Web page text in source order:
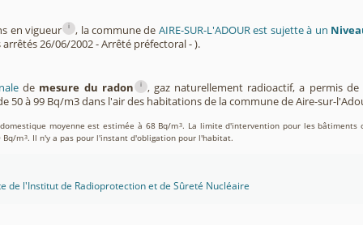
en vigueur i , la commune de AIRE-SUR-L'ADOUR est sujette à un
26/06/2002 - Arrêté préfectoral - ).
de mesure du radon i
, gaz naturellement radioactif, a permis
50 à 99 Bq/m3 dans l'air des habitations de la commune de Aire-sur-
moyenne est estimée à 68 Bq/m3. La limite d'intervention pour les bâtiments
Bq/m3. Il n'y a pas pour l'instant d'obligation pour l'habitat.
de l'Institut de Radioprotection et de Sûreté Nucléaire